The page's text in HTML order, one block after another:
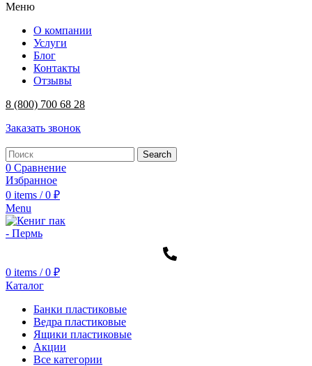
Меню
О компании
Услуги
Блог
Контакты
Отзывы
8 (800) 700 68 28
Заказать звонок
Search
0 Сравнение
Избранное
0 items / 0 ₽
Menu
0 items / 0 ₽
Каталог
Банки пластиковые
Ведра пластиковые
Ящики пластиковые
Акции
Все категории